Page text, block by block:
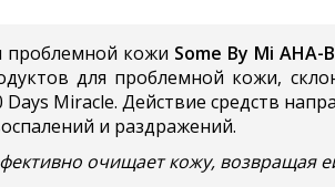
проблемной кожи Some By Mi
для проблемной кожи,
Days Miracle. Действие средств
и раздражений.
очищает кожу, возвращая